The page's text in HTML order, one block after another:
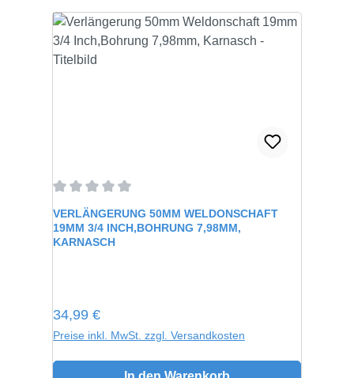
Durchschnittliche Bewertung von 0 von 5 Sternen
VERLÄNGERUNG 50MM WELDONSCHAFT
19MM 3/4 INCH,BOHRUNG 7,98MM,
KARNASCH
Regulärer Preis:
34,99 €
Preise inkl. MwSt. zzgl. Versandkosten